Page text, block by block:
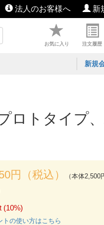
法人のお客様へ 新
お気に入り 注文履歴
新規
ロトタイプ
円（税込）
（本体2,500
(10%)
トの使い方はこちら